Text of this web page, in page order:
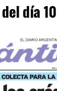
día